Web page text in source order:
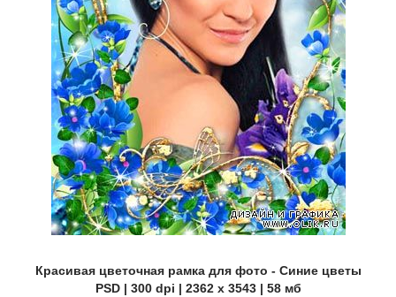
Красивая цветочная рамка для фото - Синие цветы
PSD | 300 dpi | 2362 x 3543 | 58 мб